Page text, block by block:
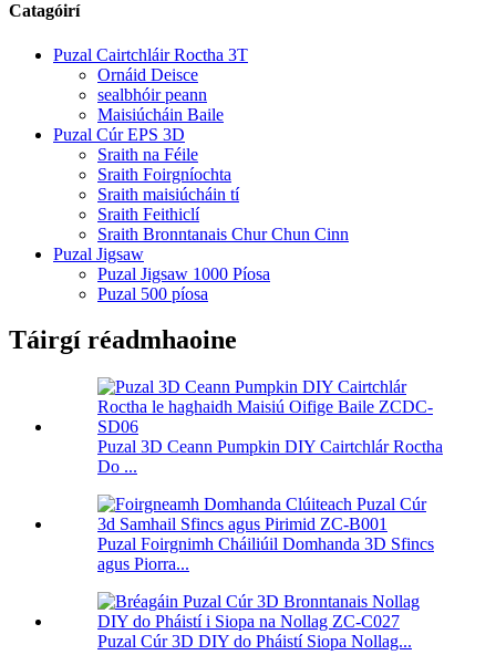
Catagóirí
Puzal Cairtchláir Roctha 3T
Ornáid Deisce
sealbhóir peann
Maisiúcháin Baile
Puzal Cúr EPS 3D
Sraith na Féile
Sraith Foirgníochta
Sraith maisiúcháin tí
Sraith Feithiclí
Sraith Bronntanais Chur Chun Cinn
Puzal Jigsaw
Puzal Jigsaw 1000 Píosa
Puzal 500 píosa
Táirgí réadmhaoine
Puzal 3D Ceann Pumpkin DIY Cairtchlár Roctha
Do ...
Puzal Foirgnimh Cháiliúil Domhanda 3D Sfincs
agus Piorra...
Puzal Cúr 3D DIY do Pháistí Siopa Nollag...